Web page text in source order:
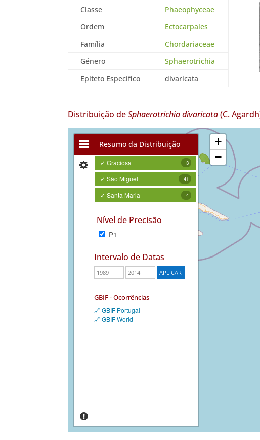
Classe
Phaeophyceae
Ordem
Ectocarpales
Família
Chordariaceae
Género
Sphaerotrichia
Epíteto Específico
divaricata
Distribuição deSphaerotrichia divaricata(C.
Resumo da Distribuição
✓ Graciosa 3
✓ São Miguel 41
✓ Santa Maria 4
Nível de Precisão
P1
Intervalo de Datas
GBIF - Ocorrências
🔗 GBIF Portugal
🔗 GBIF World
+
−